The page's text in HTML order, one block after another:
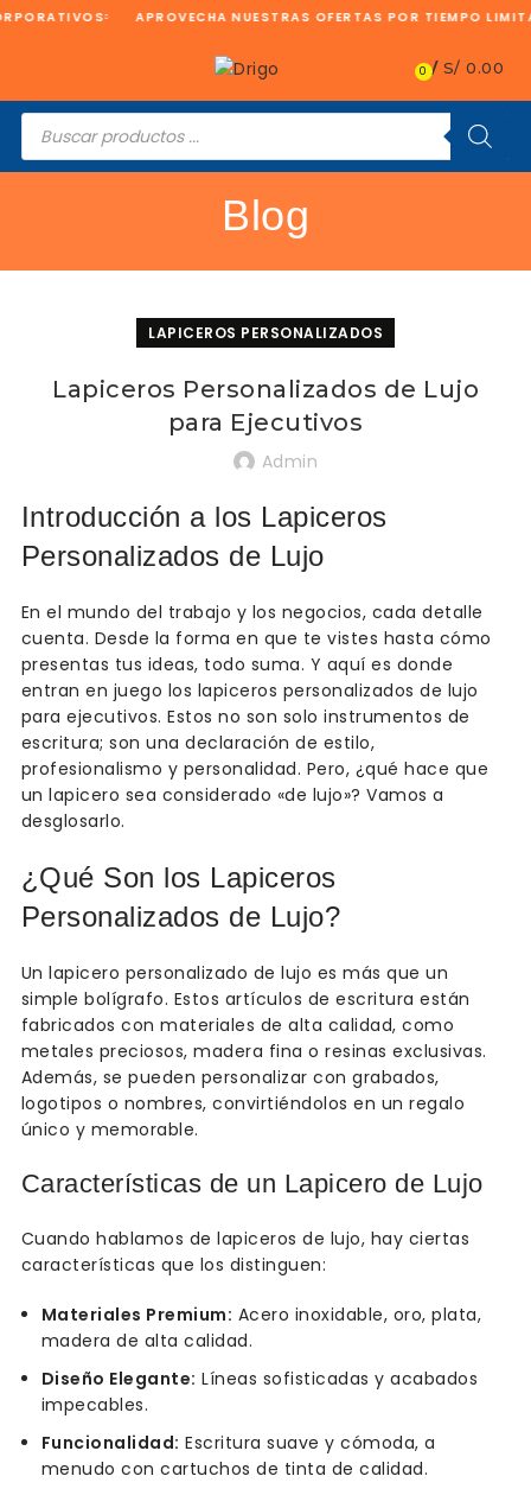
APROVECHA NUESTRAS OFERTAS POR TIEMPO
0 / S/ 0.00
Búsqueda
de
productos
Blog
LAPICEROS PERSONALIZADOS
Lapiceros Personalizados de Lujo
para Ejecutivos
Admin
Introducción a los Lapiceros
Personalizados de Lujo
En el mundo del trabajo y los negocios, cada detalle
cuenta. Desde la forma en que te vistes hasta cómo
presentas tus ideas, todo suma. Y aquí es donde
entran en juego los lapiceros personalizados de lujo
para ejecutivos. Estos no son solo instrumentos de
escritura; son una declaración de estilo,
profesionalismo y personalidad. Pero, ¿qué hace que
un lapicero sea considerado «de lujo»? Vamos a
desglosarlo.
¿Qué Son los Lapiceros
Personalizados de Lujo?
Un lapicero personalizado de lujo es más que un
simple bolígrafo. Estos artículos de escritura están
fabricados con materiales de alta calidad, como
metales preciosos, madera fina o resinas exclusivas.
Además, se pueden personalizar con grabados,
logotipos o nombres, convirtiéndolos en un regalo
único y memorable.
Características de un Lapicero de Lujo
Cuando hablamos de lapiceros de lujo, hay ciertas
características que los distinguen:
Materiales Premium: Acero inoxidable, oro, plata,
madera de alta calidad.
Diseño Elegante: Líneas sofisticadas y acabados
impecables.
Funcionalidad: Escritura suave y cómoda, a
menudo con cartuchos de tinta de calidad.